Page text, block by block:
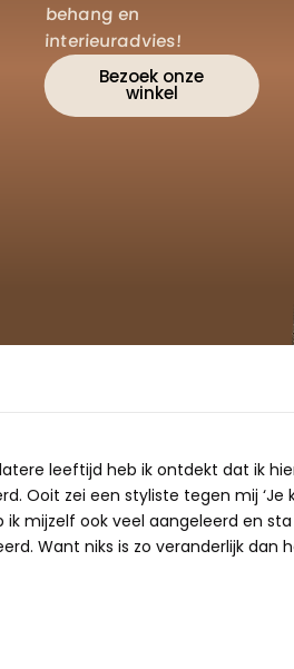
behang en
interieuradvies!
Bezoek onze
winkel
leeftijd heb ik ontdekt dat ik
Ooit zei een styliste tegen mij
mijzelf ook veel aangeleerd en
Want niks is zo veranderlijk dan